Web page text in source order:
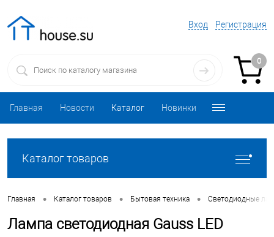
Вход Регистрация
0
Главная Новости Каталог Новинки
Каталог товаров
Главная • Каталог товаров • Бытовая техника • Светодиодные
Лампа светодиодная Gauss LED